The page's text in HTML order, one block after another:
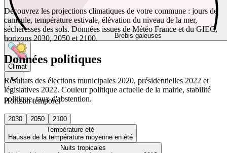
Brebis galeuses
Climat
Horizon temporel
2030 2050
2100
Température été
Hausse de la température moyenne en été
Nuits tropicales
Découvrez les projections climatiques de votre commune : jours de
canicule, température estivale, élévation du niveau de la mer,
sécheresses des sols. Données issues de Météo France et du GIEC,
horizons 2030, 2050 et 2100.
Données politiques
Résultats des élections municipales 2020, présidentielles 2022 et
législatives 2022. Couleur politique actuelle de la mairie, stabilité
politique, taux d'abstention.